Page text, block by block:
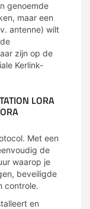
genoemde
maar een
antenne) wilt
zijn op de
Kerlink-
LORA
Met een
de
waarop je
beveiligde
controle.
en